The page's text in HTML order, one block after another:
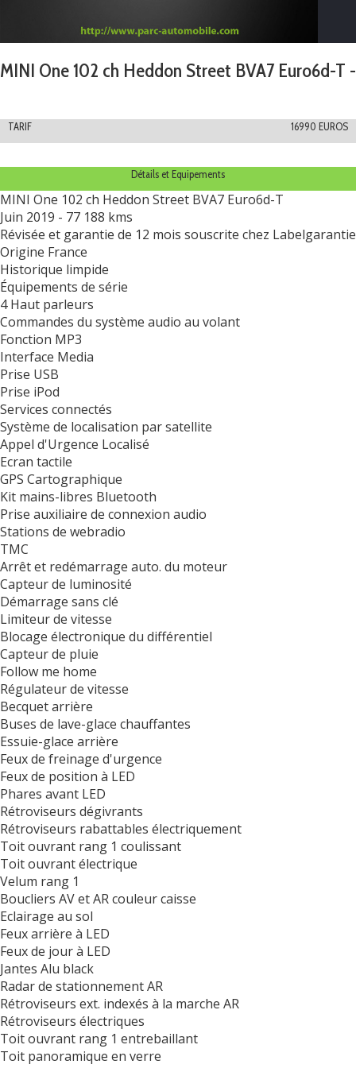
MINI One 102 ch Heddon Street BVA7 Euro6d-T -
TARIF 16990 EUROS
Détails et Equipements
MINI One 102 ch Heddon Street BVA7 Euro6d-T
Juin 2019 - 77 188 kms
Révisée et garantie de 12 mois souscrite chez Labelgarantie
Origine France
Historique limpide
Équipements de série
4 Haut parleurs
Commandes du système audio au volant
Fonction MP3
Interface Media
Prise USB
Prise iPod
Services connectés
Système de localisation par satellite
Appel d'Urgence Localisé
Ecran tactile
GPS Cartographique
Kit mains-libres Bluetooth
Prise auxiliaire de connexion audio
Stations de webradio
TMC
Arrêt et redémarrage auto. du moteur
Capteur de luminosité
Démarrage sans clé
Limiteur de vitesse
Blocage électronique du différentiel
Capteur de pluie
Follow me home
Régulateur de vitesse
Becquet arrière
Buses de lave-glace chauffantes
Essuie-glace arrière
Feux de freinage d'urgence
Feux de position à LED
Phares avant LED
Rétroviseurs dégivrants
Rétroviseurs rabattables électriquement
Toit ouvrant rang 1 coulissant
Toit ouvrant électrique
Velum rang 1
Boucliers AV et AR couleur caisse
Eclairage au sol
Feux arrière à LED
Feux de jour à LED
Jantes Alu black
Radar de stationnement AR
Rétroviseurs ext. indexés à la marche AR
Rétroviseurs électriques
Toit ouvrant rang 1 entrebaillant
Toit panoramique en verre